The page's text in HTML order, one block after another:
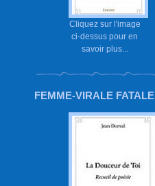
Cliquez sur l'image
ci-dessus pour en
savoir plus...
FEMME-VIRALE FATALE